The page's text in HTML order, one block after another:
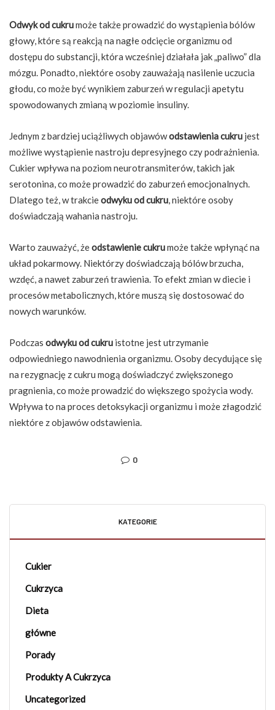
Odwyk od cukrumoże także prowadzić do wystąpienia bólów
głowy, które są reakcją na nagłe odcięcie organizmu od
dostępu do substancji, która wcześniej działała jak „paliwo” dla
mózgu. Ponadto, niektóre osoby zauważają nasilenie uczucia
głodu, co może być wynikiem zaburzeń w regulacji apetytu
spowodowanych zmianą w poziomie insuliny.
Jednym z bardziej uciążliwych objawówodstawienia cukru jest
możliwe wystąpienie nastroju depresyjnego czy podrażnienia.
Cukier wpływa na poziom neurotransmiterów, takich jak
serotonina, co może prowadzić do zaburzeń emocjonalnych.
Dlatego też, w trakcieodwyku od cukru, niektóre osoby
doświadczają wahania nastroju.
Warto zauważyć, żeodstawienie cukrumoże także wpłynąć na
układ pokarmowy. Niektórzy doświadczają bólów brzucha,
wzdęć, a nawet zaburzeń trawienia. To efekt zmian w diecie i
procesów metabolicznych, które muszą się dostosować do
nowych warunków.
Podczas odwyku od cukru istotne jest utrzymanie
odpowiedniego nawodnienia organizmu. Osoby decydujące się
na rezygnację z cukru mogą doświadczyć zwiększonego
pragnienia, co może prowadzić do większego spożycia wody.
Wpływa to na proces detoksykacji organizmu i może złagodzić
niektóre z objawów odstawienia.
0
KATEGORIE
Cukier
Cukrzyca
Dieta
główne
Porady
Produkty A Cukrzyca
Uncategorized